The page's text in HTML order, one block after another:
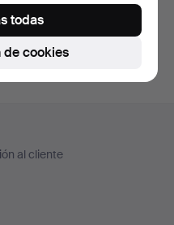
archivo de
al cliente
cookies
todas